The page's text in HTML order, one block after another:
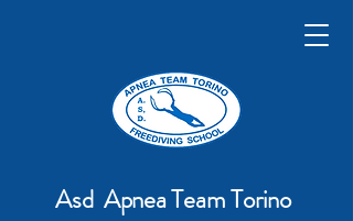
Asd Apnea Team Torino